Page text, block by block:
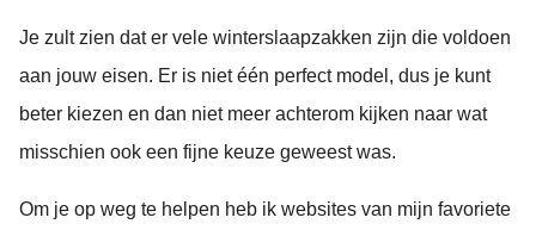
Je zult zien dat er vele winterslaapzakken zijn die voldoen
aan jouw eisen. Er is niet één perfect model, dus je kunt
beter kiezen en dan niet meer achterom kijken naar wat
misschien ook een fijne keuze geweest was.
Om je op weg te helpen heb ik websites van mijn favoriete